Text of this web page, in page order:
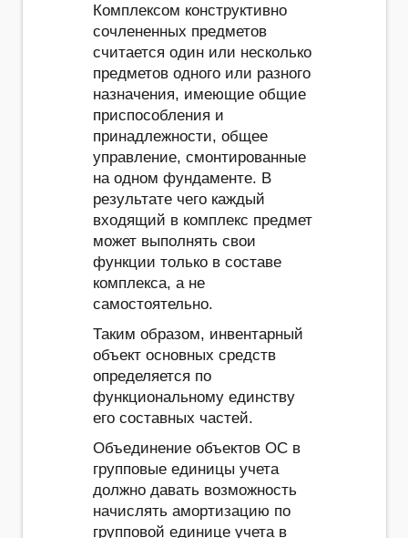
Комплексом конструктивно
сочлененных предметов
считается один или несколько
предметов одного или разного
назначения, имеющие общие
приспособления и
принадлежности, общее
управление, смонтированные
на одном фундаменте. В
результате чего каждый
входящий в комплекс предмет
может выполнять свои
функции только в составе
комплекса, а не
самостоятельно.
Таким образом, инвентарный
объект основных средств
определяется по
функциональному единству
его составных частей.
Объединение объектов ОС в
групповые единицы учета
должно давать возможность
начислять амортизацию по
групповой единице учета в